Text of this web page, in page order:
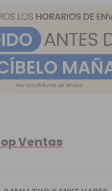
Ventas